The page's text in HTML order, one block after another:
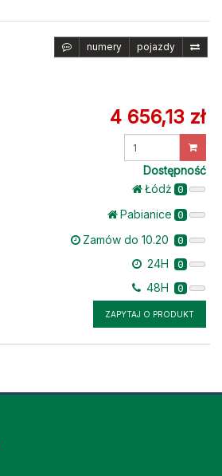
numery pojazdy
4 656,13 zł
Dostępność
Łódż 0
Pabianice 0
Zamów do 10.20 0
24H 0
48H 0
ZAPYTAJ O PRODUKT